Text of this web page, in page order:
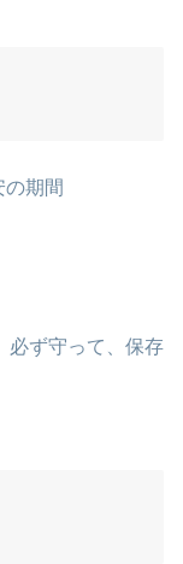
の期間
必ず守って、保存